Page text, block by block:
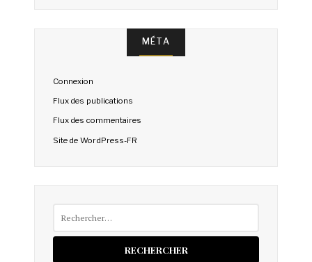
MÉTA
Connexion
Flux des publications
Flux des commentaires
Site de WordPress-FR